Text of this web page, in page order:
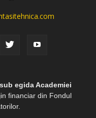
egida Academiei
financiar din Fondul